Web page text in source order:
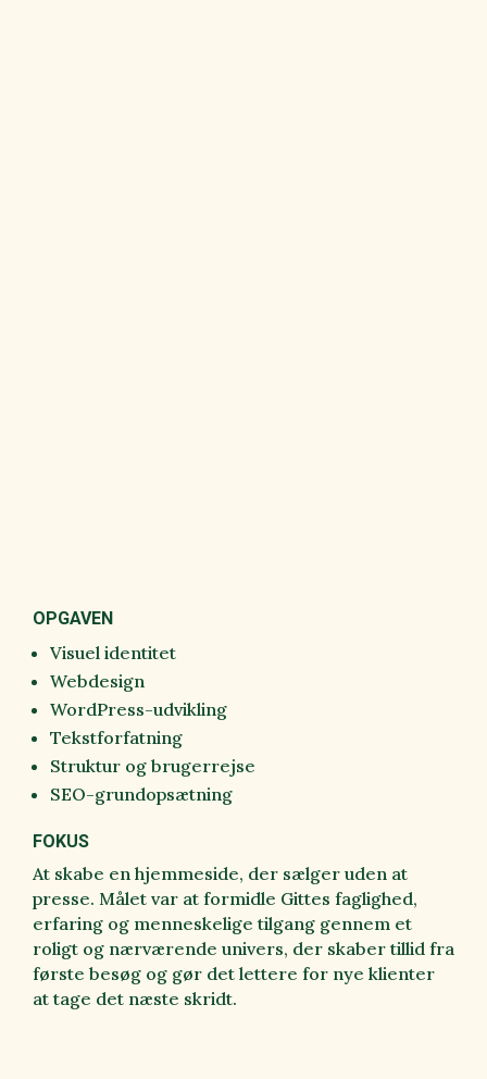
OPGAVEN
Visuel identitet
Webdesign
WordPress-udvikling
Tekstforfatning
Struktur og brugerrejse
SEO-grundopsætning
FOKUS
At skabe en hjemmeside, der sælger uden at
presse. Målet var at formidle Gittes faglighed,
erfaring og menneskelige tilgang gennem et
roligt og nærværende univers, der skaber tillid fra
første besøg og gør det lettere for nye klienter
at tage det næste skridt.